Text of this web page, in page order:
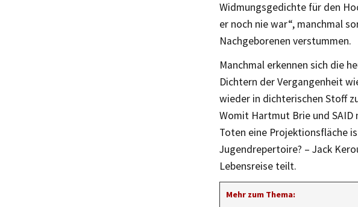
Widmungsgedichte für den
er noch nie war“, manchmal
Nachgeborenen verstummen.
Manchmal erkennen sich die
Dichtern der Vergangenheit
wieder in dichterischen Stoff
Womit Hartmut Brie und SAID
Toten eine Projektionsfläche
Jugendrepertoire? – Jack
Lebensreise teilt.
Mehr zum Thema: